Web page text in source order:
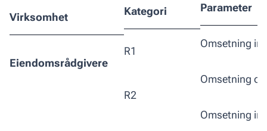
Virksomhet
Eiendomsrådgivere
Kategori
R1
R2
Parameter
Omsetning
Omsetning
Omsetning